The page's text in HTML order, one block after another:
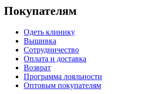
Покупателям
Одеть клинику
Вышивка
Сотрудничество
Оплата и доставка
Возврат
Программа лояльности
Оптовым покупателям